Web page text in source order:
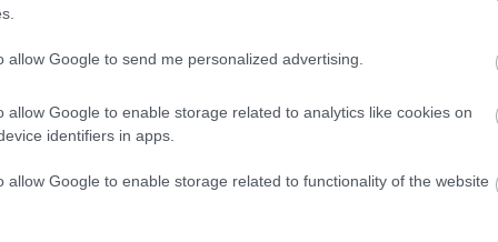
allow Google to send me personalized advertising.
allow Google to enable storage related to analytics like cookies on
identifiers in apps.
allow Google to enable storage related to functionality of the website
ο οποίος εξασφάλισε την πρόκριση μετά από δύο νίκες
αναμετρήσεις των δύο ομάδων αποτέλεσαν πραγματική
άμιλλα και το αθλητικό ήθος, αναδεικνύοντας τις